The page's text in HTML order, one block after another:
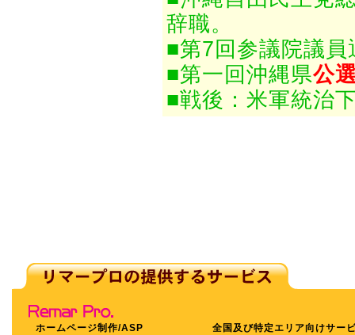
辞職。
■第7回参議院議
■第一回沖縄県公
■戦後：米軍統治
ホームページ制作/ASP 全国及び特定エリア向けサー